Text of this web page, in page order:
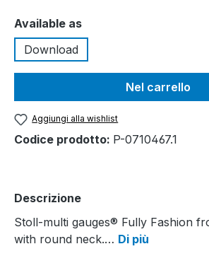
Seleziona
Available as
Download
Nel carrello
Aggiungi alla wishlist
Codice prodotto: P-0710467.1
Descrizione
Stoll-multi gauges® Fully Fashion
with round neck.… Di più